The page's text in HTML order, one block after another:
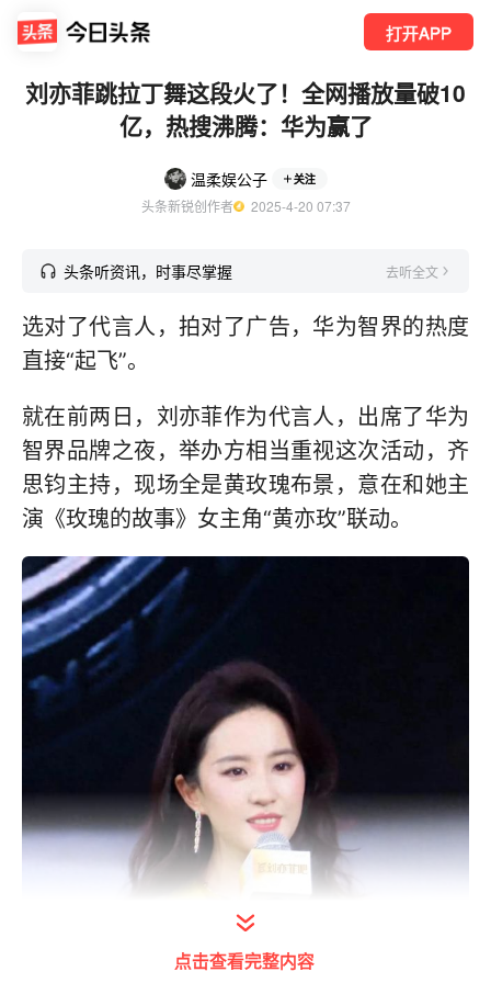
打开APP
刘亦菲跳拉丁舞这段火了！全网播放量破10
亿，热搜沸腾：华为赢了
温柔娱公子 关注
头条新锐创作者
  2025-4-20 07:37
头条听资讯，时事尽掌握 去听全文
选对了代言人，拍对了广告，华为智界的热度
直接“起飞”。
就在前两日，刘亦菲作为代言人，出席了华为
智界品牌之夜，举办方相当重视这次活动，齐
思钧主持，现场全是黄玫瑰布景，意在和她主
演《玫瑰的故事》女主角“黄亦玫”联动。
点击查看完整内容